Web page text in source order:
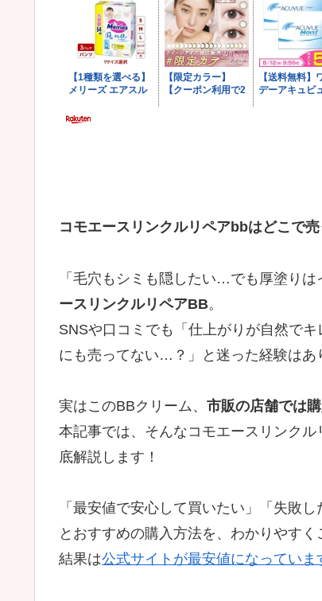
コモエースリンクルリペアbbはどこで
「毛穴もシミも隠したい…でも厚塗り
ースリンクルリペアBB。
SNSや口コミでも「仕上がりが自然で
にも売ってない…？」と迷った経験はあ
実はこのBBクリーム、 市販の店舗では
本記事では、そんなコモエースリンクル
底解説します！
「最安値で安心して買いたい」「失敗
とおすすめの購入方法を、わかりやすく
結果は公式サイトが最安値になっていま